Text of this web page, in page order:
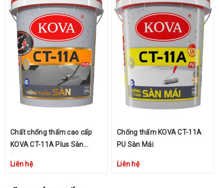
Chất chống thấm cao cấp
KOVA CT-11A Plus Sàn
Liên hệ
Chống thấm KOVA CT-11A
PU Sàn Mái
Liên hệ